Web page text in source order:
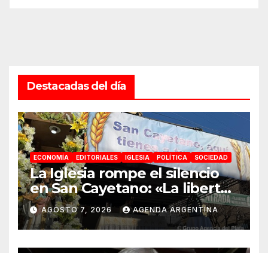
Destacadas del día
ECONOMÍA EDITORIALES IGLESIA POLÍTICA SOCIEDAD
La Iglesia rompe el silencio
en San Cayetano: «La libertad
económica no puede ser
absoluta»
AGOSTO 7, 2026 AGENDA ARGENTINA